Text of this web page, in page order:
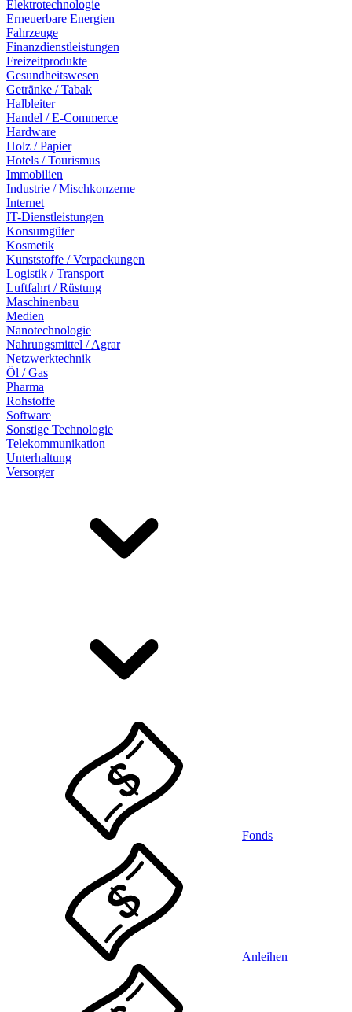
Elektrotechnologie
Erneuerbare Energien
Fahrzeuge
Finanzdienstleistungen
Freizeitprodukte
Gesundheitswesen
Getränke / Tabak
Halbleiter
Handel / E-Commerce
Hardware
Holz / Papier
Hotels / Tourismus
Immobilien
Industrie / Mischkonzerne
Internet
IT-Dienstleistungen
Konsumgüter
Kosmetik
Kunststoffe / Verpackungen
Logistik / Transport
Luftfahrt / Rüstung
Maschinenbau
Medien
Nanotechnologie
Nahrungsmittel / Agrar
Netzwerktechnik
Öl / Gas
Pharma
Rohstoffe
Software
Sonstige Technologie
Telekommunikation
Unterhaltung
Versorger
Fonds
Anleihen